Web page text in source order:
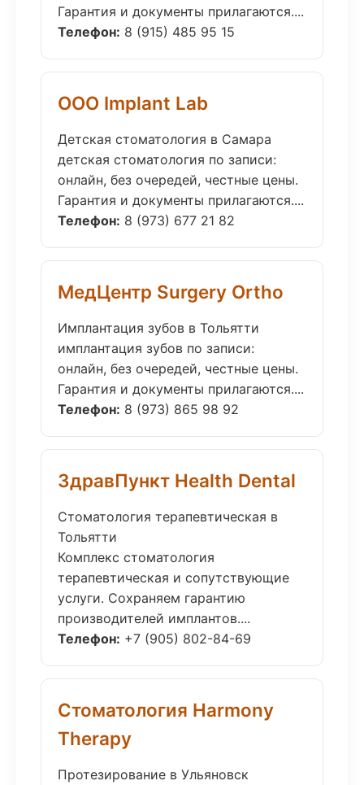
Гарантия и документы прилагаются....
Телефон: 8 (915) 485 95 15
ООО Implant Lab
Детская стоматология в Самара
детская стоматология по записи:
онлайн, без очередей, честные цены.
Гарантия и документы прилагаются....
Телефон: 8 (973) 677 21 82
МедЦентр Surgery Ortho
Имплантация зубов в Тольятти
имплантация зубов по записи:
онлайн, без очередей, честные цены.
Гарантия и документы прилагаются....
Телефон: 8 (973) 865 98 92
ЗдравПункт Health Dental
Стоматология терапевтическая в
Тольятти
Комплекс стоматология
терапевтическая и сопутствующие
услуги. Сохраняем гарантию
производителей имплантов....
Телефон: +7 (905) 802-84-69
Стоматология Harmony
Therapy
Протезирование в Ульяновск